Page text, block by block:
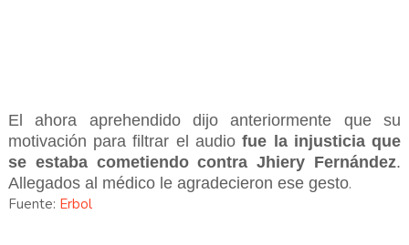
El ahora aprehendido dijo anteriormente que su
motivación para filtrar el audiofue la injusticia que
se estaba cometiendo contra Jhiery Fernández.
Allegados al médico le agradecieron ese gesto.
Fuente: Erbol